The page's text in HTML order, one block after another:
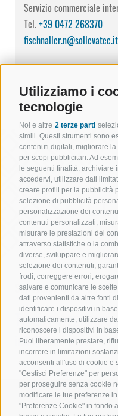
Utilizziamo i
tecnologie
Noi e altre 2 terze parti
simili. Questi strumenti sono
contenuti digitali, migliorare
per scopi pubblicitari. Ad
le seguenti finalità: archiviare
accedervi, utilizzare dati
creare profili per la pubblicità
selezione di pubblicità
personalizzazione dei
contenuti personalizzati,
misurare le prestazioni dei
attraverso statistiche o la
diverse, sviluppare e
selezione dei contenuti,
frodi, correggere errori,
salvare e comunicare le
dati provenienti da altre fonti
identificare i dispositivi in
automaticamente, utilizzare
riconoscere i dispositivi in
Puoi liberamente prestare,
incorrere in limitazioni
acconsenti all'uso di cookie e
"Gestisci Preferenze" per
per proseguire senza cookie
modificare le tue preferenze
"Preferenze Cookie" in fondo
Servizio commerciale
Tel.+39 0472 268370
fischnaller.n@sollevatec.it
Sollevatec Srl• Z.I.
T:+39 0472268370
info@sollevatec.it
Credits CGV